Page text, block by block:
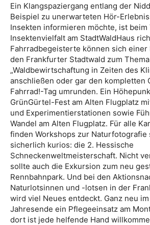
Ein Klangspaziergang entlang der
Beispiel zu unerwarteten Hör-
Insekten informieren möchte, ist beim
Insektenvielfalt am StadtWaldHaus
Fahrradbegeisterte können sich einer
den Frankfurter Stadtwald zum Thema
„Waldbewirtschaftung in Zeiten des
anschließen oder gar den kompletten
Fahrrad!-Tag umrunden. Ein
GrünGürtel-Fest am Alten Flugplatz
und Experimentierstationen sowie
Wandel am Alten Flugplatz. Für alle
finden Workshops zur Naturfotografie
sicherlich kurios: die 2. Hessische
Schneckenweltmeisterschaft. Nicht
sollte auch die Exkursion zum neu
Rennbahnpark. Und bei den
Naturlotsinnen und -lotsen in der
wird viel Neues entdeckt. Ganz neu
Jahresende ein Pflegeeinsatz am
dort ist jede helfende Hand